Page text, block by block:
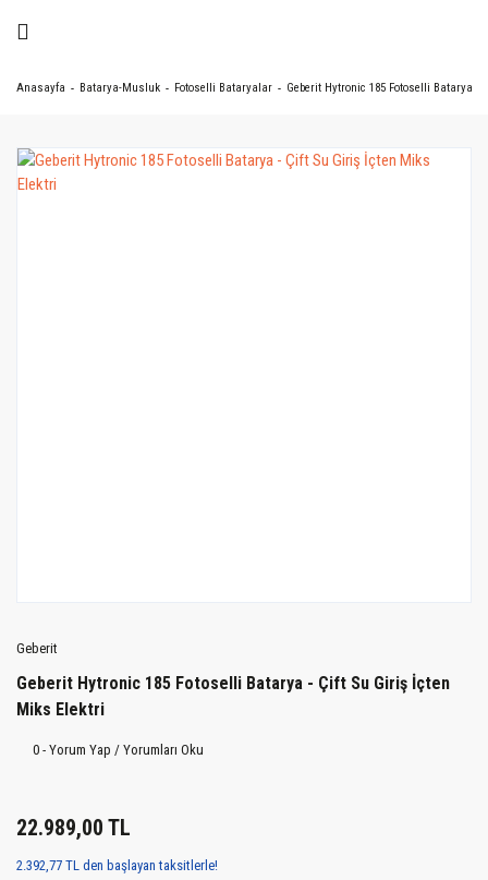
Anasayfa Batarya-Musluk Fotoselli Bataryalar Geberit Hytronic 185 Fotoselli Batarya -
Geberit
Geberit Hytronic 185 Fotoselli Batarya - Çift Su Giriş İçten
Miks Elektri
0 - Yorum Yap / Yorumları Oku
22.989,00 TL
2.392,77 TL den başlayan taksitlerle!